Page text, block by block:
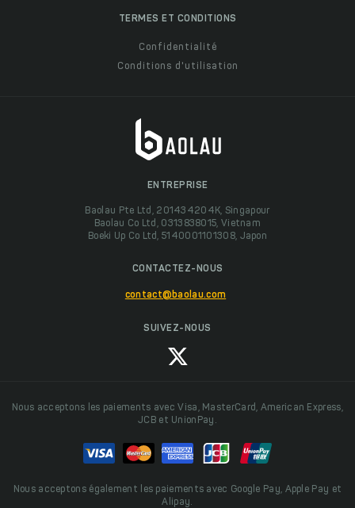
TERMES ET CONDITIONS
Confidentialité
Conditions d'utilisation
ENTREPRISE
Baolau Pte Ltd, 201434204K, Singapour
Baolau Co Ltd, 0313838015, Vietnam
Boeki Up Co Ltd, 5140001101308, Japon
CONTACTEZ-NOUS
contact@baolau.com
SUIVEZ-NOUS
Nous acceptons les paiements avec Visa, MasterCard, American Express,
JCB et UnionPay.
Nous acceptons également les paiements avec Google Pay, Apple Pay et
Alipay.